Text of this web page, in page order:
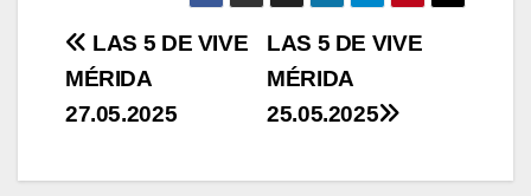
Navegación
de
LAS 5 DE VIVE
MÉRIDA
25.05.2025
LAS 5 DE VIVE
MÉRIDA
27.05.2025